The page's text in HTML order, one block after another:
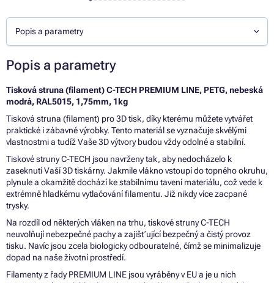
Popis a parametry
Popis a parametry
Tisková struna (filament) C-TECH PREMIUM LINE, PETG, nebeská
modrá, RAL5015, 1,75mm, 1kg
Tisková struna (filament) pro 3D tisk, díky kterému můžete vytvářet
praktické i zábavné výrobky. Tento materiál se vyznačuje skvělými
vlastnostmi a tudíž Vaše 3D výtvory budou vždy odolné a stabilní.
Tiskové struny C-TECH jsou navrženy tak, aby nedocházelo k
zaseknutí Vaší 3D tiskárny. Jakmile vlákno vstoupí do topného okruhu,
plynule a okamžitě dochází ke stabilnímu tavení materiálu, což vede k
extrémně hladkému vytlačování filamentu. Již nikdy více zacpané
trysky.
Na rozdíl od některých vláken na trhu, tiskové struny C-TECH
neuvolňují nebezpečné pachy a zajišťující bezpečný a čistý provoz
tisku. Navíc jsou zcela biologicky odbouratelné, čímž se minimalizuje
dopad na naše životní prostředí.
Filamenty z řady PREMIUM LINE jsou vyráběny v EU a je u nich